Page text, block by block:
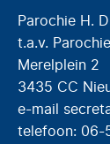
Parochie H.
t.a.v.
Merelplein 2
3435 CC
e-mail
telefoon: 06-